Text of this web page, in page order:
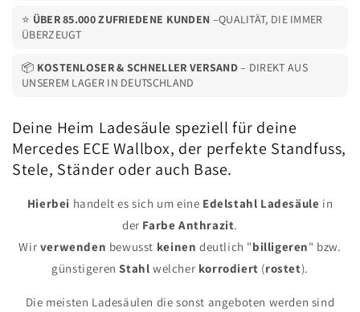
Stele
|
Stele
⭐ ÜBER 85.000 ZUFRIEDENE KUNDEN –QUALITÄT, DIE IMMER
ÜBERZEUGT
📦 KOSTENLOSER & SCHNELLER VERSAND– DIREKT AUS
UNSEREM LAGER IN DEUTSCHLAND
Deine Heim Ladesäule speziell für deine
Mercedes ECE Wallbox, der perfekte Standfuss,
Stele, Ständer oder auch Base.
Hierbei handelt es sich um eine Edelstahl Ladesäule in
der Farbe Anthrazit.
Wir verwenden bewusst keinen deutlich "billigeren" bzw.
günstigeren Stahl welcher korrodiert (rostet).
Die meisten Ladesäulen die sonst angeboten werden sind